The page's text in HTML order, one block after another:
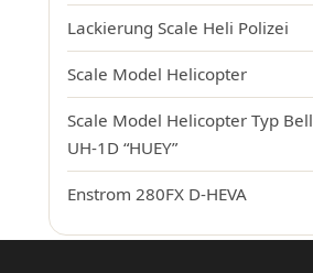
Lackierung Scale Heli Polizei
Scale Model Helicopter
Scale Model Helicopter Typ Bell
UH-1D “HUEY”
Enstrom 280FX D-HEVA